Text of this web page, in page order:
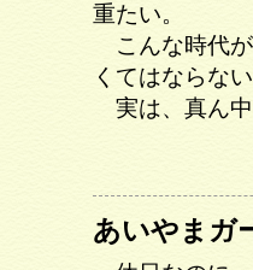
重たい。
こんな時代が
くてはならな
実は、真ん
あいやまガ